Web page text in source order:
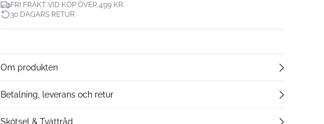
FRI FRAKT VID KÖP ÖVER 499 KR.
30 DAGARS RETUR
Om produkten
Betalning, leverans och retur
Skötsel & Tvättråd